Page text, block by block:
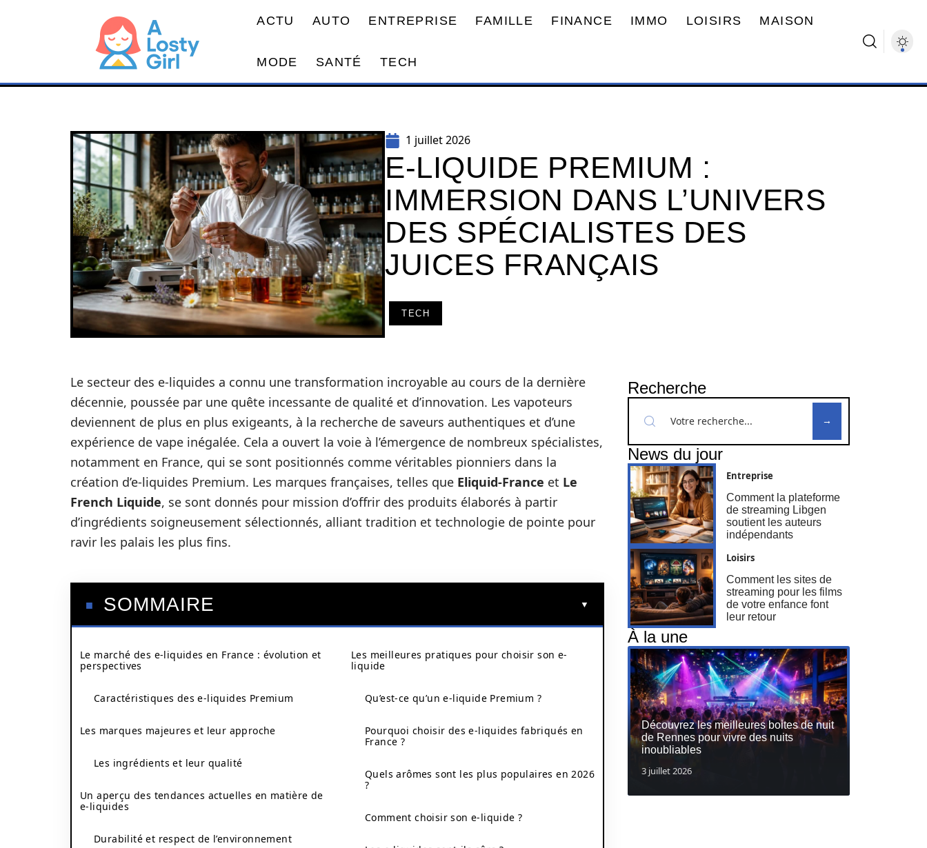
ACTU AUTO ENTREPRISE FAMILLE FINANCE IMMO LOISIRS MAISON
MODE SANTÉ TECH
1 juillet 2026
E-LIQUIDE PREMIUM :
IMMERSION DANS L’UNIVERS
DES SPÉCIALISTES DES
JUICES FRANÇAIS
TECH
Le secteur des e-liquides a connu une transformation incroyable au cours de la dernière
décennie, poussée par une quête incessante de qualité et d’innovation. Les vapoteurs
deviennent de plus en plus exigeants, à la recherche de saveurs authentiques et d’une
expérience de vape inégalée. Cela a ouvert la voie à l’émergence de nombreux spécialistes,
notamment en France, qui se sont positionnés comme véritables pionniers dans la
création d’e-liquides Premium. Les marques françaises, telles que Eliquid-France et Le
French Liquide, se sont donnés pour mission d’offrir des produits élaborés à partir
d’ingrédients soigneusement sélectionnés, alliant tradition et technologie de pointe pour
ravir les palais les plus fins.
SOMMAIRE
Le marché des e-liquides en France : évolution et
perspectives
Caractéristiques des e-liquides Premium
Les marques majeures et leur approche
Les ingrédients et leur qualité
Un aperçu des tendances actuelles en matière de
e-liquides
Durabilité et respect de l’environnement
Les meilleures pratiques pour choisir son e-
liquide
Qu’est-ce qu’un e-liquide Premium ?
Pourquoi choisir des e-liquides fabriqués en
France ?
Quels arômes sont les plus populaires en 2026
?
Comment choisir son e-liquide ?
Recherche
News du jour
Entreprise
Comment la plateforme
de streaming Libgen
soutient les auteurs
indépendants
Loisirs
Comment les sites de
streaming pour les films
de votre enfance font
leur retour
À la une
Découvrez les meilleures boites de nuit
de Rennes pour vivre des nuits
inoubliables
3 juillet 2026